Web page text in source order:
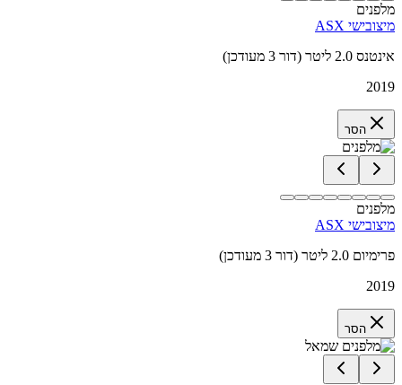
מלפנים
מיצובישי ASX
אינטנס 2.0 ליטר (דור 3 מעודכן)
2019
הסר
מלפנים
מיצובישי ASX
פרימיום 2.0 ליטר (דור 3 מעודכן)
2019
הסר